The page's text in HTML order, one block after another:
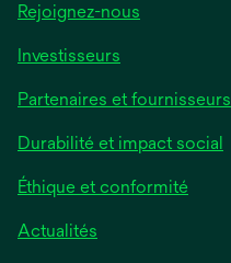
Rejoignez-nous
Investisseurs
Partenaires et fournisseurs
Durabilité et impact social
Éthique et conformité
Actualités